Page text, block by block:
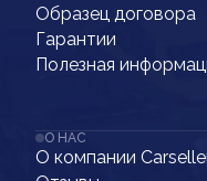
Образец договора
Гарантии
Полезная
О НАС
О компании